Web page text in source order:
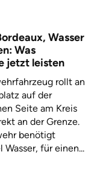
Wasser
Was
jetzt leisten
rollt an
auf der
Seite am Kreis
an der Grenze.
benötigt
Wasser, für einen...